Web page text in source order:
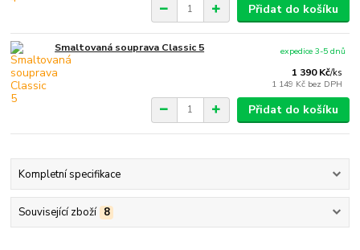
Přidat do košíku
Smaltovaná souprava Classic 5
1 390 Kč/ks
1 149 Kč bez DPH
expedice 3-5 dnů
Přidat do košíku
Kompletní specifikace
Související zboží 8